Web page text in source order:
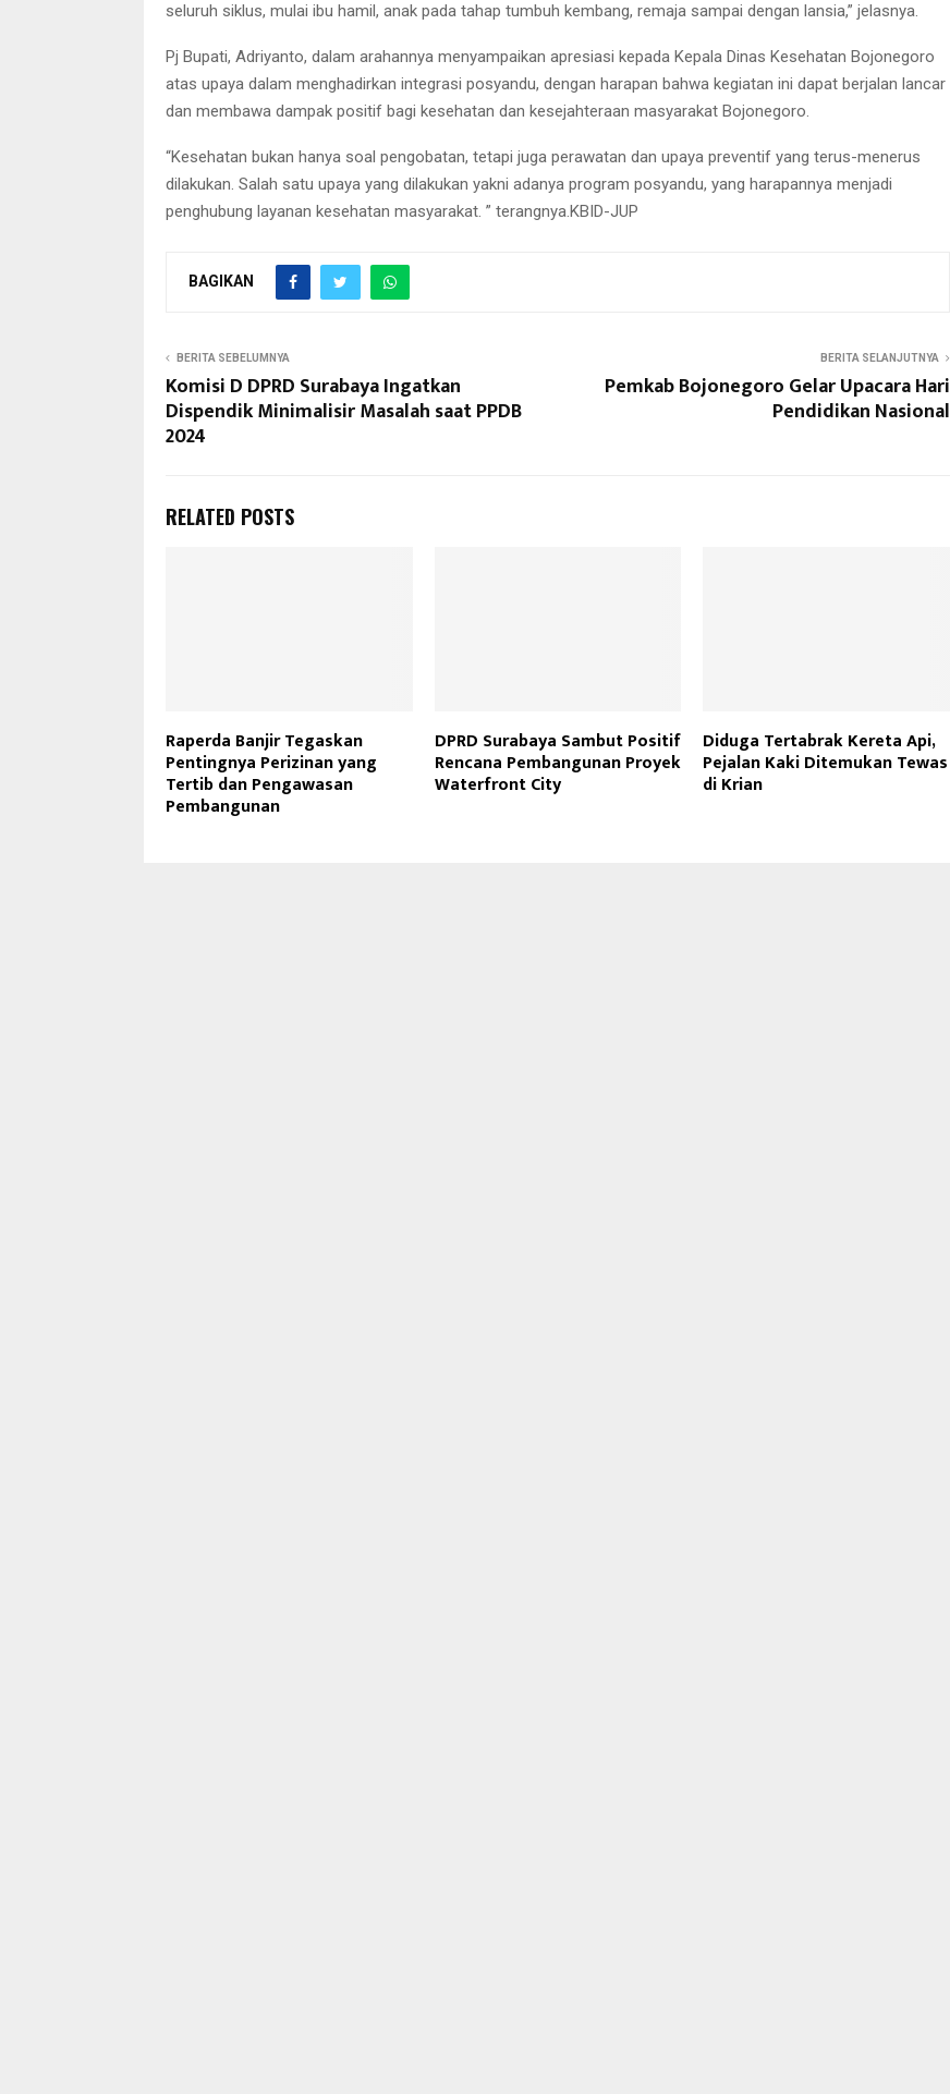
seluruh siklus, mulai ibu hamil, anak pada tahap tumbuh kembang, remaja sampai dengan lansia,” jelasnya.
Pj Bupati, Adriyanto, dalam arahannya menyampaikan apresiasi kepada Kepala Dinas Kesehatan Bojonegoro
atas upaya dalam menghadirkan integrasi posyandu, dengan harapan bahwa kegiatan ini dapat berjalan lancar
dan membawa dampak positif bagi kesehatan dan kesejahteraan masyarakat Bojonegoro.
“Kesehatan bukan hanya soal pengobatan, tetapi juga perawatan dan upaya preventif yang terus-menerus
dilakukan. Salah satu upaya yang dilakukan yakni adanya program posyandu, yang harapannya menjadi
penghubung layanan kesehatan masyarakat. ” terangnya.KBID-JUP
BAGIKAN
BERITA SEBELUMNYA
Komisi D DPRD Surabaya Ingatkan
Dispendik Minimalisir Masalah saat PPDB
2024
BERITA SELANJUTNYA
Pemkab Bojonegoro Gelar Upacara Hari
Pendidikan Nasional
RELATED POSTS
Raperda Banjir Tegaskan
Pentingnya Perizinan yang
Tertib dan Pengawasan
Pembangunan
DPRD Surabaya Sambut Positif
Rencana Pembangunan Proyek
Waterfront City
Diduga Tertabrak Kereta Api,
Pejalan Kaki Ditemukan Tewas
di Krian